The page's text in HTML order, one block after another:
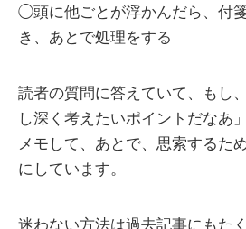
◯頭に他ごとが浮かんだら、付
き、あとで処理をする
読者の質問に答えていて、もし
し深く考えたいポイントだなあ
メモして、あとで、思索するた
にしています。
迷わない方法は過去記事にもた